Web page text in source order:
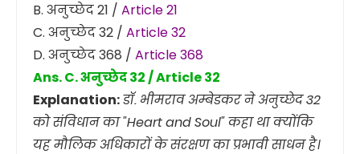
B. अनुच्छेद 21 / Article 21
C. अनुच्छेद 32 / Article 32
D. अनुच्छेद 368 / Article 368
Ans. C. अनुच्छेद 32 / Article 32
Explanation:डॉ. भीमराव अम्बेडकर ने अनुच्छेद 32
को संविधान का "Heart and Soul" कहा था क्योंकि
यह मौलिक अधिकारों के संरक्षण का प्रभावी साधन है।